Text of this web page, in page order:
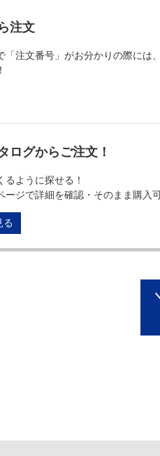
注文
「注文番号」がお分かりの際には
ログからご注文！
るように探せる！
ージで詳細を確認・そのまま購入可
る